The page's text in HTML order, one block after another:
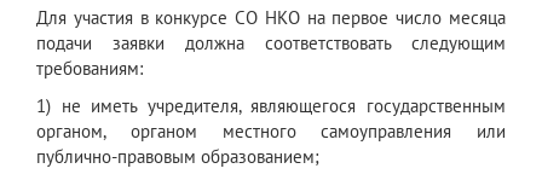
Для участия в конкурсе СО НКО на первое число месяца
подачи заявки должна соответствовать следующим
требованиям:
1) не иметь учредителя, являющегося государственным
органом, органом местного самоуправления или
публично-правовым образованием;